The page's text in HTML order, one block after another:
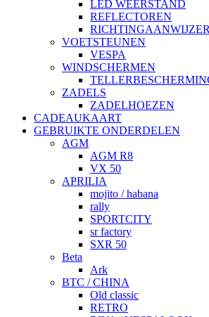
LED WEERSTAND
REFLECTOREN
VOETSTEUNEN
VESPA
WINDSCHERMEN
ZADELS
ZADELHOEZEN
CADEAUKAART
GEBRUIKTE ONDERDELEN
AGM
AGM R8
VX 50
APRILIA
mojito / habana
rally
SPORTCITY
sr factory
SXR 50
Beta
Ark
BTC / CHINA
Old classic
RETRO